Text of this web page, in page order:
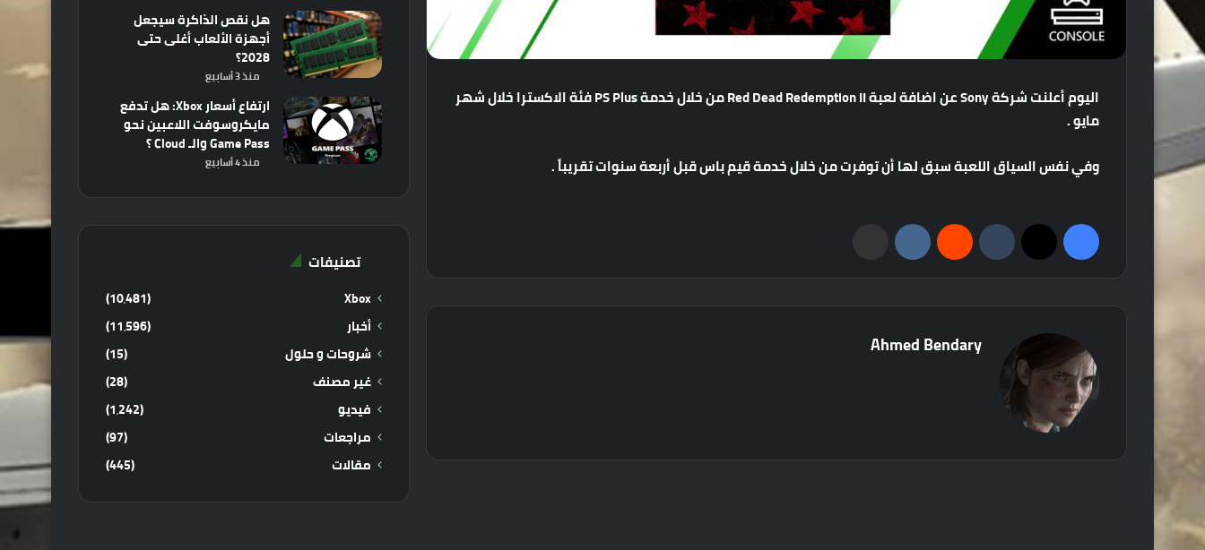
اليومأعلنتشركة عناضافةلعبة منخلالخدمة فئةالاكستراخلالشهر
مايو.
وفينفسالسياقاللعبةسبقلهاأنتوفرتمنخلالخدمةقيمباسقبلأربعةسنواتتقريباً.
Ahmed Bendary
هل نقص الذاكرة سيجعل
أجهزة الألعاب أغلى حتى
2028؟
منذ 3 أسابيع
ارتفاع أسعار Xbox: هل تدفع
مايكروسوفت اللاعبين نحو
Game Pass والـ Cloud ؟
منذ 4 أسابيع
تصنيفات
Xbox
(10٬481)
أخبار
(11٬596)
شروحات و حلول
(15)
غير مصنف
(28)
فيديو
(1٬242)
مراجعات
(97)
مقالات
(445)